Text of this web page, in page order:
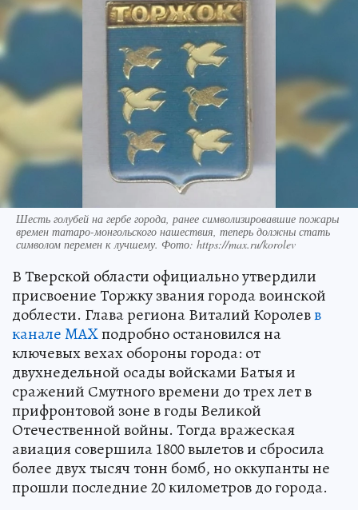
Шесть голубей на гербе города, ранее символизировавшие пожары
времен татаро-монгольского нашествия, теперь должны стать
символом перемен к лучшему. Фото: https://max.ru/korolev
В Тверской области официально утвердили
присвоение Торжку звания города воинской
доблести. Глава региона Виталий Королевв
канале MAXподробно остановился на
ключевых вехах обороны города: от
двухнедельной осады войсками Батыя и
сражений Смутного времени до трех лет в
прифронтовой зоне в годы Великой
Отечественной войны. Тогда вражеская
авиация совершила 1800 вылетов и сбросила
более двух тысяч тонн бомб, но оккупанты не
прошли последние 20 километров до города.